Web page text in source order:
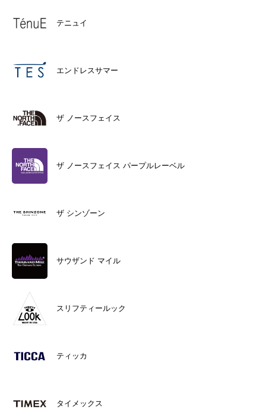
テニュイ
エンドレスサマー
ザ ノースフェイス
ザ ノースフェイス パープルレーベル
ザ シンゾーン
サウザンド マイル
スリフティールック
ティッカ
タイメックス